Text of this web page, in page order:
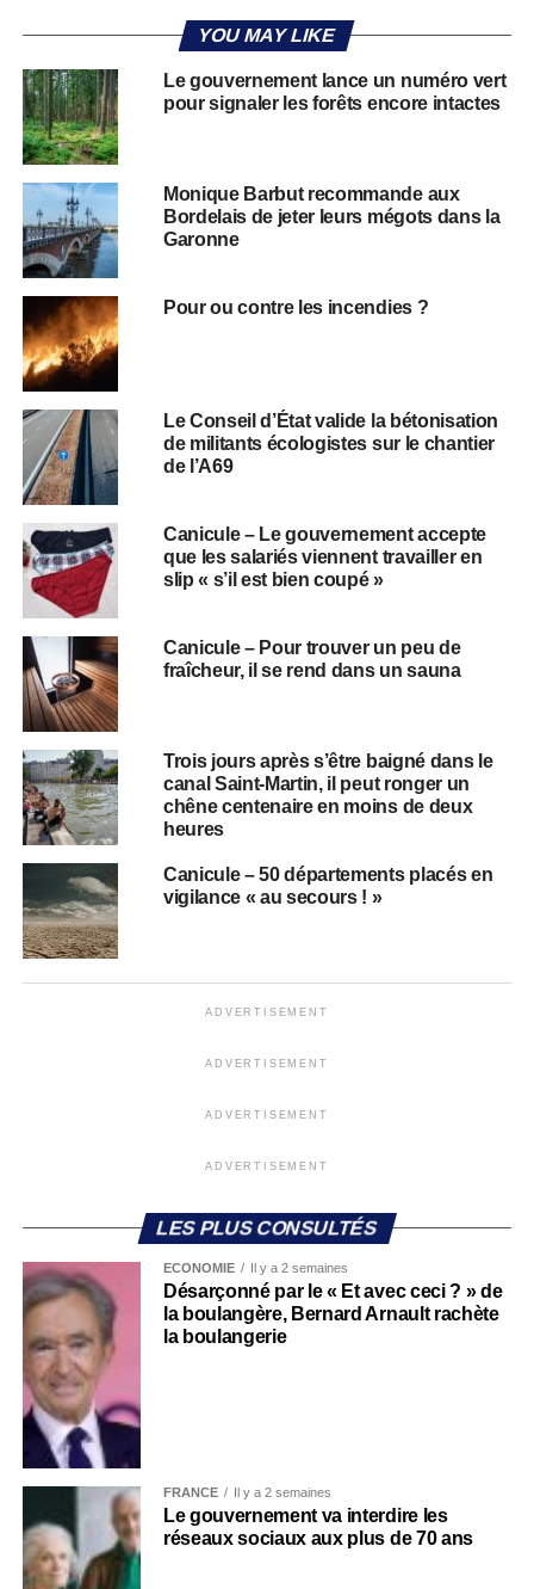
YOU MAY LIKE
Le gouvernement lance un numéro vert
pour signaler les forêts encore intactes
Monique Barbut recommande aux
Bordelais de jeter leurs mégots dans la
Garonne
Pour ou contre les incendies ?
Le Conseil d’État valide la bétonisation
de militants écologistes sur le chantier
de l’A69
Canicule – Le gouvernement accepte
que les salariés viennent travailler en
slip « s’il est bien coupé »
Canicule – Pour trouver un peu de
fraîcheur, il se rend dans un sauna
Trois jours après s’être baigné dans le
canal Saint-Martin, il peut ronger un
chêne centenaire en moins de deux
heures
Canicule – 50 départements placés en
vigilance « au secours ! »
ADVERTISEMENT
ADVERTISEMENT
ADVERTISEMENT
ADVERTISEMENT
LES PLUS CONSULTÉS
ECONOMIE Il y a 2 semaines
Désarçonné par le « Et avec ceci ? » de
la boulangère, Bernard Arnault rachète
la boulangerie
FRANCE Il y a 2 semaines
Le gouvernement va interdire les
réseaux sociaux aux plus de 70 ans